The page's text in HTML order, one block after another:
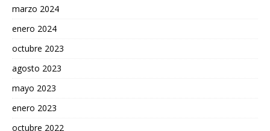
marzo 2024
enero 2024
octubre 2023
agosto 2023
mayo 2023
enero 2023
octubre 2022